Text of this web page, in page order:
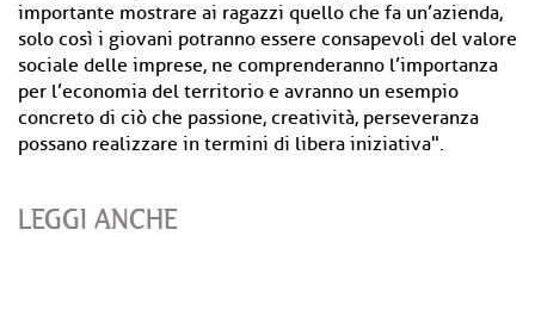
importante mostrare ai ragazzi quello che fa un’azienda,
solo così i giovani potranno essere consapevoli del valore
sociale delle imprese, ne comprenderanno l’importanza
per l’economia del territorio e avranno un esempio
concreto di ciò che passione, creatività, perseveranza
possano realizzare in termini di libera iniziativa".
LEGGI ANCHE